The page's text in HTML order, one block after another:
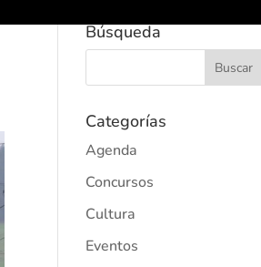
Búsqueda
Categorías
Agenda
Concursos
Cultura
Eventos